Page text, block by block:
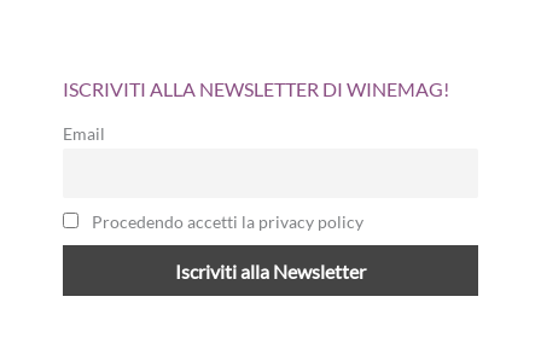
ISCRIVITI ALLA NEWSLETTER DI WINEMAG!
Email
Procedendo accetti la privacy policy